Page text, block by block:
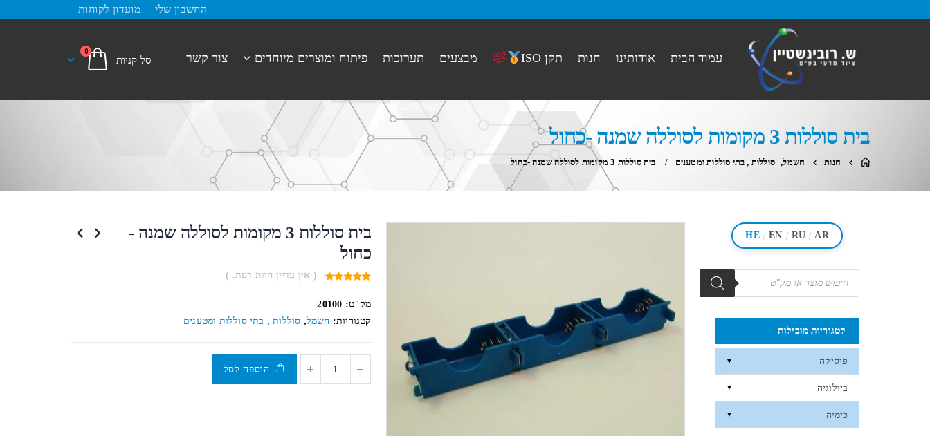
החשבון שלי מועדון לקוחות
עמוד הבית אודותינו חנות תקן ISO מבצעים תערוכות פיתוח ומוצרים מיוחדים צור קשר 0
בית סוללות 3 מקומות לסוללה שמנה -כחול
חנות חשמל, סוללות , בתי סוללות ומטענים בית סוללות 3 מקומות לסוללה שמנה -כחול
בית סוללות 3 מקומות לסוללה שמנה -
כחול
out
of
5
( אין עדיין חוות דעת. )
מק"ט: 20100
קטגוריות: חשמל, סוללות , בתי סוללות ומטענים
הוספה לסל
HE / EN / RU / AR
מוצרים
search
קטגוריות מובילות
פיסיקה ▼
ביולוגיה ▼
כימיה ▼